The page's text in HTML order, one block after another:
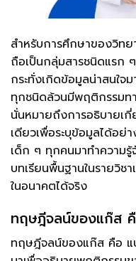
สำหรับการศึกษาของวิทย
ถือเป็นกลุ่มสารชนิดแรก
กระทั่งเกิดข้อมูลน่าสนใ
ทุกชนิดล้วนมีพฤติกรรมท
นั่นหมายถึงการอธิบายเ
เดียวเพื่อระบุข้อมูลได้อ
เด็ก ๆ ทุกคนมาทำความ
บทเรียนพื้นฐานในรายวิชา
ในอนาคตได้จริง
ทฤษฎีจลน์ของแก๊ส คื
ทฤษฎีจลน์ของแก๊ส คือ แ